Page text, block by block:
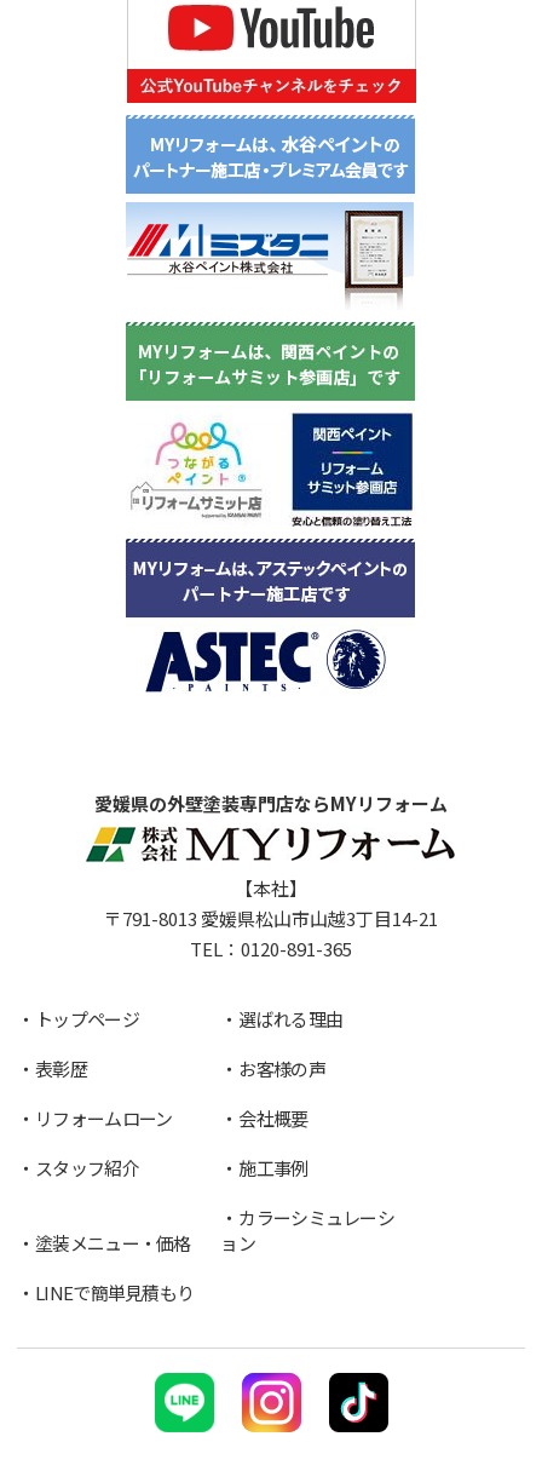
愛媛県の外壁塗装専門店ならMYリフォーム
【本社】
〒791-8013 愛媛県松山市山越3丁目14-21
TEL： 0120-891-365
トップページ
選ばれる理由
表彰歴
お客様の声
リフォームローン
会社概要
スタッフ紹介
施工事例
塗装メニュー・価格
カラーシミュレーシ
ョン
LINEで簡単見積もり